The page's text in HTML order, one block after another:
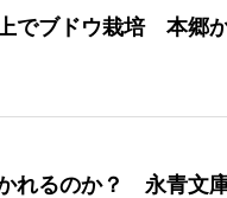
でブドウ栽培 本郷か
れるのか？ 永青文